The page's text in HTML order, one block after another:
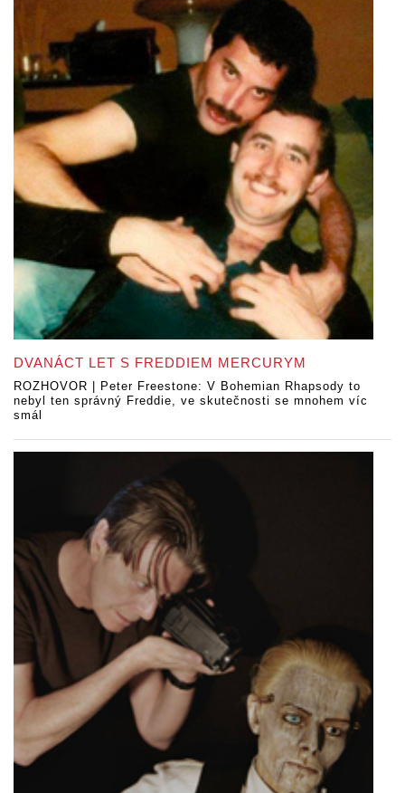
DVANÁCT LET S FREDDIEM MERCURYM
ROZHOVOR | Peter Freestone: V Bohemian Rhapsody to
nebyl ten správný Freddie, ve skutečnosti se mnohem víc
smál